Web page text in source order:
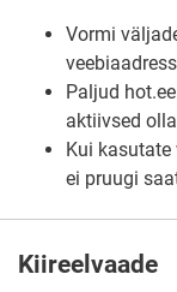
Vormi
Paljud
aktiivsed olla
Kui
ei pruugi
Kiireelvaade